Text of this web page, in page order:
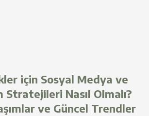
için Sosyal Medya ve
Stratejileri Nasıl Olmalı?
ve Güncel Trendler